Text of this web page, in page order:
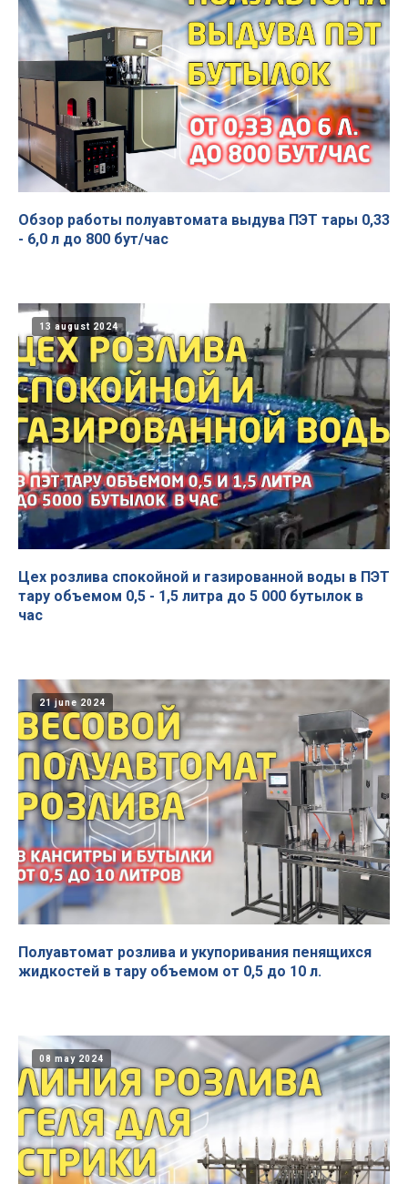
Обзор работы полуавтомата выдува ПЭТ тары 0,33
- 6,0 л до 800 бут/час
13 august 2024
Цех розлива спокойной и газированной воды в ПЭТ
тару объемом 0,5 - 1,5 литра до 5 000 бутылок в
час
21 june 2024
Полуавтомат розлива и укупоривания пенящихся
жидкостей в тару объемом от 0,5 до 10 л.
08 may 2024